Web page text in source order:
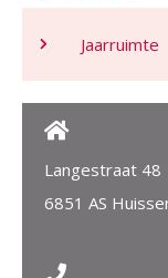
Jaarruimte
Langestraat 48
6851 AS